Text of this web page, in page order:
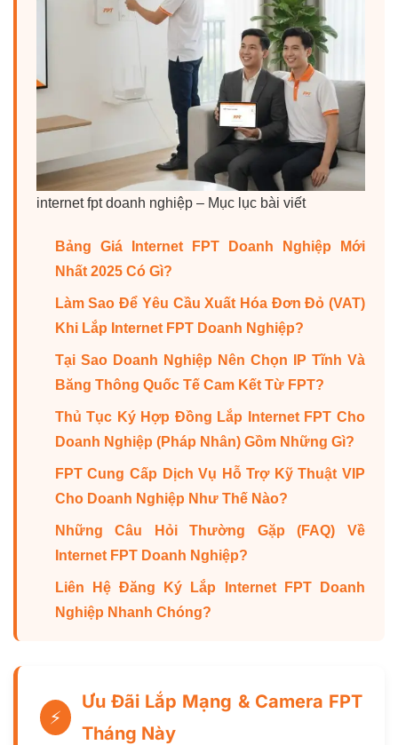
internet fpt doanh nghiệp – Mục lục bài viết
Bảng Giá Internet FPT Doanh Nghiệp Mới
Nhất 2025 Có Gì?
Làm Sao Để Yêu Cầu Xuất Hóa Đơn Đỏ (VAT)
Khi Lắp Internet FPT Doanh Nghiệp?
Tại Sao Doanh Nghiệp Nên Chọn IP Tĩnh Và
Băng Thông Quốc Tế Cam Kết Từ FPT?
Thủ Tục Ký Hợp Đồng Lắp Internet FPT Cho
Doanh Nghiệp (Pháp Nhân) Gồm Những Gì?
FPT Cung Cấp Dịch Vụ Hỗ Trợ Kỹ Thuật VIP
Cho Doanh Nghiệp Như Thế Nào?
Những Câu Hỏi Thường Gặp (FAQ) Về
Internet FPT Doanh Nghiệp?
Liên Hệ Đăng Ký Lắp Internet FPT Doanh
Nghiệp Nhanh Chóng?
⚡
Ưu Đãi Lắp Mạng & Camera FPT
Tháng Này